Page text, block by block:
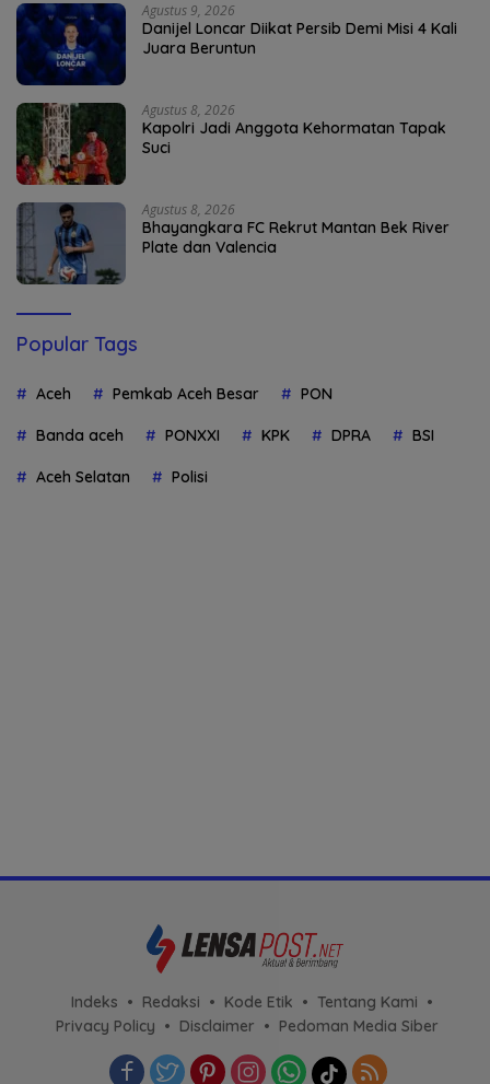
Agustus 9, 2026
Danijel Loncar Diikat Persib Demi Misi 4 Kali
Juara Beruntun
Agustus 8, 2026
Kapolri Jadi Anggota Kehormatan Tapak
Suci
Agustus 8, 2026
Bhayangkara FC Rekrut Mantan Bek River
Plate dan Valencia
Popular Tags
Aceh Pemkab Aceh Besar PON
Banda aceh PONXXI KPK DPRA BSI
Aceh Selatan Polisi
Indeks Redaksi Kode Etik
Tentang Kami
Privacy Policy
Disclaimer Pedoman Media Siber